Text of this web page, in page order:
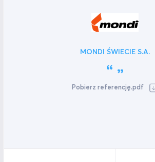
MONDI ŚWIECIE S.A.
Pobierz referencję.pdf